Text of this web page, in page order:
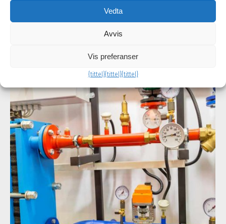
Vedta
Avvis
Vis preferanser
{tittel}{tittel}{tittel}
En årlig desinfeksjon av beholderne med
klordioksid fjerner bioslim og grobunn for